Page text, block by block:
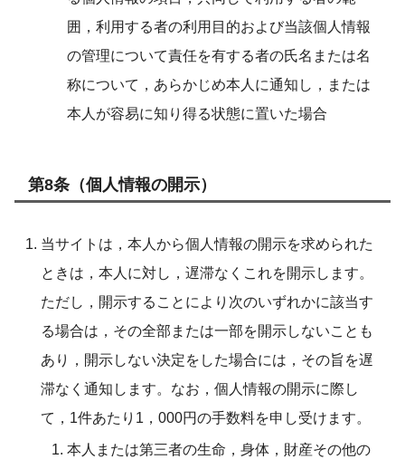
囲，利用する者の利用目的および当該個人情報
の管理について責任を有する者の氏名または名
称について，あらかじめ本人に通知し，または
本人が容易に知り得る状態に置いた場合
第8条（個人情報の開示）
当サイトは，本人から個人情報の開示を求められた
ときは，本人に対し，遅滞なくこれを開示します。
ただし，開示することにより次のいずれかに該当す
る場合は，その全部または一部を開示しないことも
あり，開示しない決定をした場合には，その旨を遅
滞なく通知します。なお，個人情報の開示に際し
て，1件あたり1，000円の手数料を申し受けます。
本人または第三者の生命，身体，財産その他の